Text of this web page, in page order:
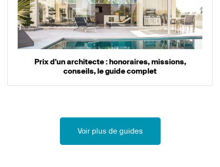
Prix d'un architecte : honoraires, missions,
conseils, le guide complet
Voir plus de guides